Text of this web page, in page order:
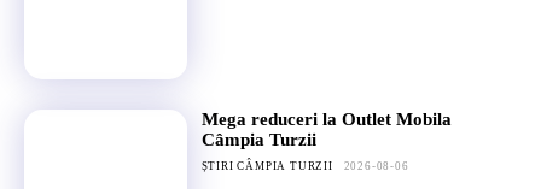
Mega reduceri la Outlet Mobila
Câmpia Turzii
ȘTIRI CÂMPIA TURZII 2026-08-06